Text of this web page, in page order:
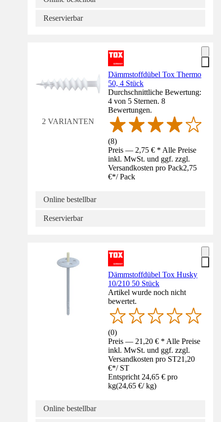
Reservierbar
2 VARIANTEN
Dämmstoffdübel Tox Thermo
50, 4 Stück
Durchschnittliche Bewertung:
4 von 5 Sternen. 8
Bewertungen.
(8)
Preis — 2,75 € * Alle Preise
inkl. MwSt. und ggf. zzgl.
Versandkosten pro Pack2,75
€*/ Pack
Online bestellbar
Reservierbar
Dämmstoffdübel Tox Husky
10/210 50 Stück
Artikel wurde noch nicht
bewertet.
(0)
Preis — 21,20 € * Alle Preise
inkl. MwSt. und ggf. zzgl.
Versandkosten pro ST21,20
€*/ ST
Entspricht 24,65 € pro
kg(24,65 €/ kg)
Online bestellbar